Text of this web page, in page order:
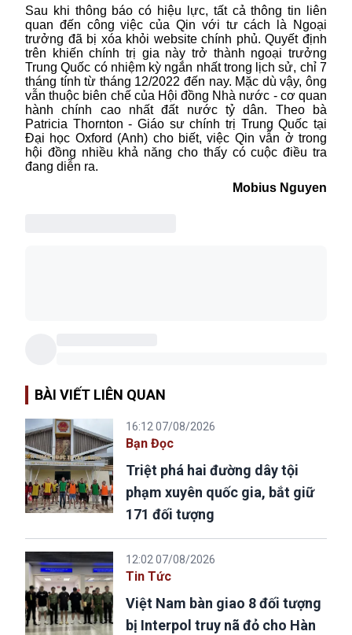
Sau khi thông báo có hiệu lực, tất cả thông tin liên
quan đến công việc của Qin với tư cách là Ngoại
trưởng đã bị xóa khỏi website chính phủ. Quyết định
trên khiến chính trị gia này trở thành ngoại trưởng
Trung Quốc có nhiệm kỳ ngắn nhất trong lịch sử, chỉ 7
tháng tính từ tháng 12/2022 đến nay. Mặc dù vậy, ông
vẫn thuộc biên chế của Hội đồng Nhà nước - cơ quan
hành chính cao nhất đất nước tỷ dân. Theo bà
Patricia Thornton - Giáo sư chính trị Trung Quốc tại
Đại học Oxford (Anh) cho biết, việc Qin vẫn ở trong
hội đồng nhiều khả năng cho thấy có cuộc điều tra
đang diễn ra.
Mobius Nguyen
BÀI VIẾT LIÊN QUAN
16:12 07/08/2026
Bạn Đọc
Triệt phá hai đường dây tội
phạm xuyên quốc gia, bắt giữ
171 đối tượng
12:02 07/08/2026
Tin Tức
Việt Nam bàn giao 8 đối tượng
bị Interpol truy nã đỏ cho Hàn